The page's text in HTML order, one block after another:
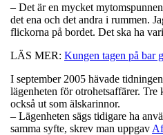
– Det är en mycket
det ena och det andra i rummen.
flickorna på bordet. Det ska ha
LÄS MER: Kungen tagen på bar
I september 2005 hävade
lägenheten för otrohetsaffärer.
också ut som älskarinnor.
– Lägenheten sägs tidigare ha
samma syfte, skrev man uppgav